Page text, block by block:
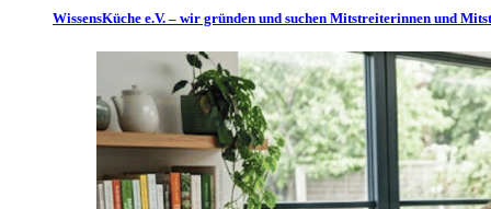
WissensKüche e.V. – wir gründen und suchen Mitstreiterinnen und